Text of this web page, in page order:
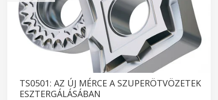
TS0501: AZ ÚJ MÉRCE A SZUPERÖTVÖZETEK
ESZTERGÁLÁSÁBAN